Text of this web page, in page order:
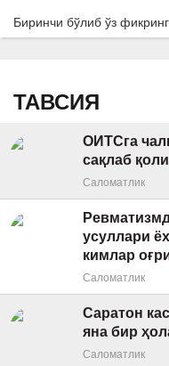
Биринчи бўлиб ўз
ТАВСИЯ
ОИТСга
сақлаб
Саломатлик
усуллари
кимлар
Саломатлик
Саратон
яна бир
Саломатлик